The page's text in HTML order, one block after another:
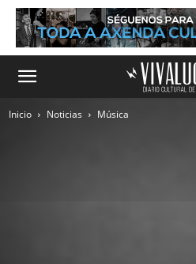
Inicio Noticias Música